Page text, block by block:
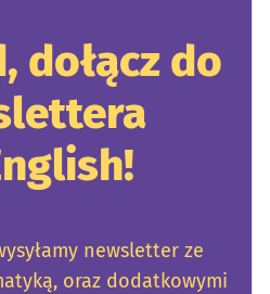
dołącz do
newsletter ze
oraz dodatkowymi